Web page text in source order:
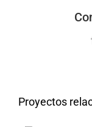
Proyectos